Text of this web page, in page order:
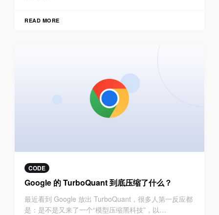
READ MORE
CODE
Google 的 TurboQuant 到底压缩了什么？
最近看到 Google 放出 TurboQuant，很多人第一反应都
是：是不是又来了一个“模型压缩黑科技”，以…